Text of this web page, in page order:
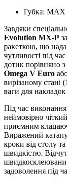
Губка: MAX
Завдяки
Evolution MX-P
ракеткою, що
чутливості під
дотик порівняно з
Omega V Euro
вирізаному стані
ваги для накладок
Під час
неймовірно
приємним
Виражений
кроки від столу
швидкістю.
задоволення під